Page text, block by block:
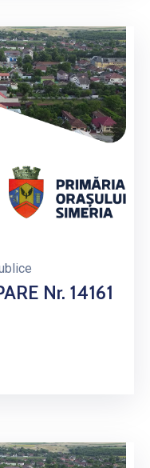
Nr. 14161